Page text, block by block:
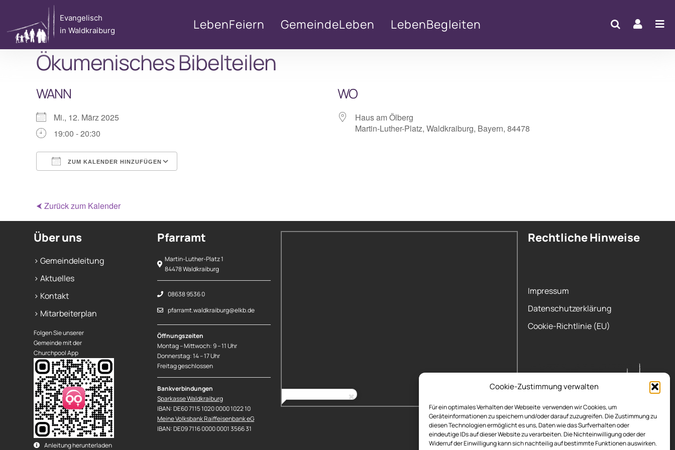
Cookie-Zustimmung verwalten
Für ein optimales Verhalten der Webseite verwenden wir Cookies, um
Geräteinformationen zu speichern und/oder darauf zuzugreifen. Die Zustimmung zu
diesen Technologien ermöglicht es uns, Daten wie das Surfverhalten oder
eindeutige IDs auf dieser Website zu verarbeiten. Die Nichteinwilligung oder der
Widerruf der Einwilligung kann sich nachteilig auf bestimmte Funktionen auswirken.
springen
Evangelisch
in Waldkraiburg
LebenFeiern GemeindeLeben LebenBegleiten
Ökumenisches Bibelteilen
WANN
Mi., 12. März 2025
19:00 - 20:30
ZUM KALENDER HINZUFÜGEN
WO
Haus am Ölberg
Martin-Luther-Platz, Waldkraiburg, Bayern, 84478
⮜ Zurück zum Kalender
Über uns
> Gemeindeleitung
> Aktuelles
> Kontakt
> Mitarbeiterplan
Folgen Sie unserer
Gemeinde mit der
Churchpool App
Anleitung herunterladen
Pfarramt
Martin-Luther-Platz 1
84478 Waldkraiburg
08638 9536 0
pfarramt.waldkraiburg@elkb.de
Öffnungszeiten
Montag – Mittwoch: 9 – 11 Uhr
Donnerstag: 14 – 17 Uhr
Freitag geschlossen
Bankverbindungen
Sparkasse Waldkraiburg
IBAN: DE60 7115 1020 0000 1022 10
Meine Volksbank Raiffeisenbank eG
IBAN: DE09 7116 0000 0001 3566 31
Rechtliche Hinweise
Impressum
Datenschutzerklärung
Cookie-Richtlinie (EU)